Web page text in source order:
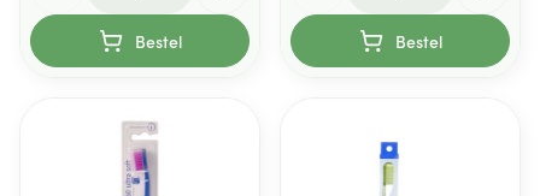
Bestel Bestel